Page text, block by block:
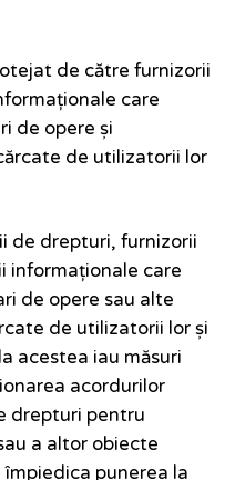
de către furnizorii
care
de opere și
de utilizatorii lor
de drepturi, furnizorii
informaționale care
de opere sau alte
de utilizatorii lor și
acestea iau măsuri
acordurilor
drepturi pentru
a altor obiecte
punerea la